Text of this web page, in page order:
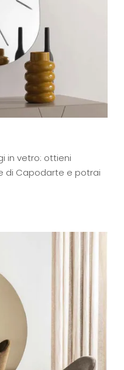
in vetro: ottieni
di Capodarte e potrai